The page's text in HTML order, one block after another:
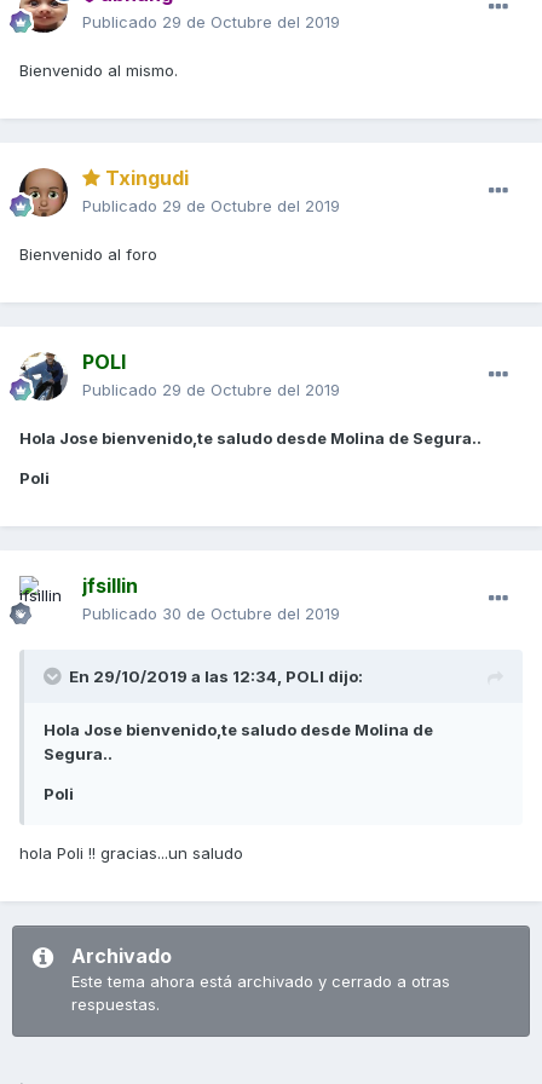
Publicado 29 de Octubre del 2019
Bienvenido al mismo.
Txingudi
Publicado 29 de Octubre del 2019
Bienvenido al foro
POLI
Publicado 29 de Octubre del 2019
Hola Jose bienvenido,te saludo desde Molina de Segura..
Poli
jfsillin
Publicado 30 de Octubre del 2019
En 29/10/2019 a las 12:34, POLI dijo:
Hola Jose bienvenido,te saludo desde Molina de
Segura..
Poli
hola Poli !! gracias...un saludo
Archivado
Este tema ahora está archivado y cerrado a otras
respuestas.